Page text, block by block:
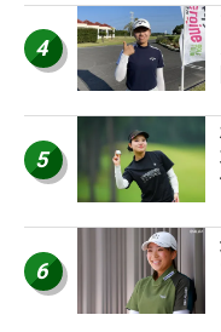
4
5
6